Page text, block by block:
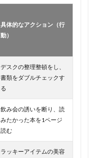
具体的なアクション（行
動）
デスクの整理整頓をし、
書類をダブルチェックす
る
飲み会の誘いを断り、読
みたかった本を1ページ
読む
ラッキーアイテムの美容